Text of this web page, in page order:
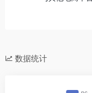
数据统计